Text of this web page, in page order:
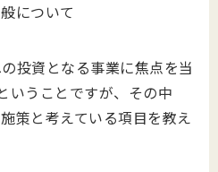
について
投資となる事業に焦点を当
いうことですが、その中
策と考えている項目を教え